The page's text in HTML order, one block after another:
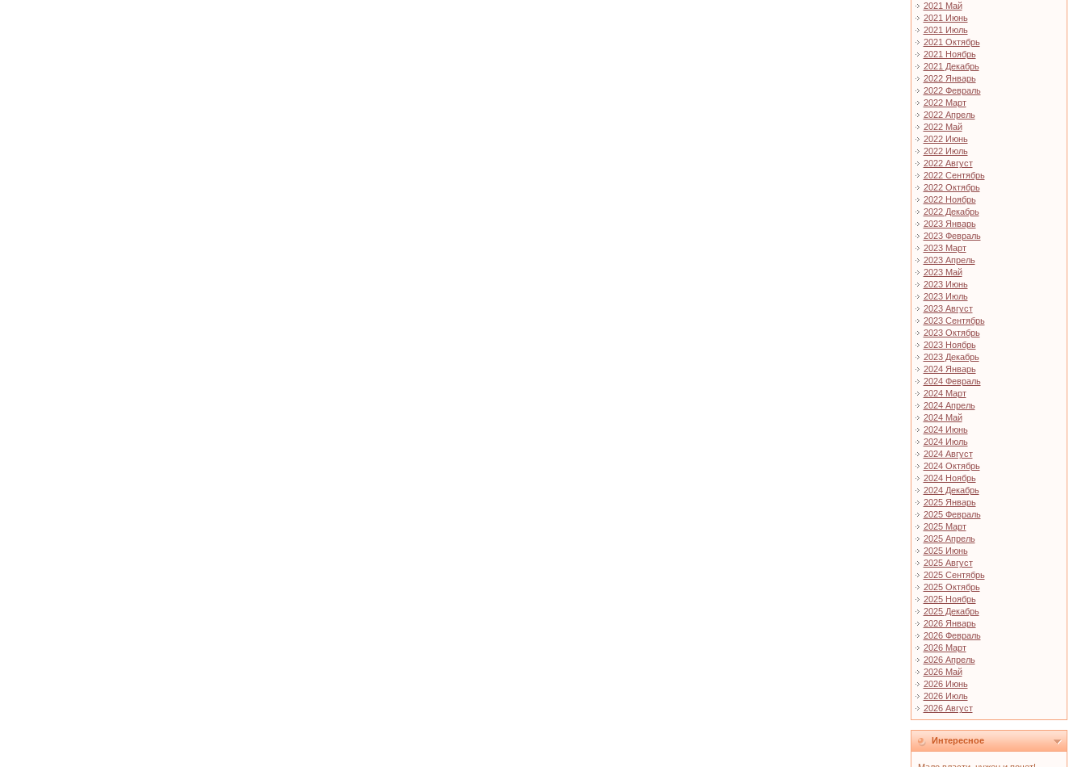
2021 Май
2021 Июнь
2021 Июль
2021 Октябрь
2021 Ноябрь
2021 Декабрь
2022 Январь
2022 Февраль
2022 Март
2022 Апрель
2022 Май
2022 Июнь
2022 Июль
2022 Август
2022 Сентябрь
2022 Октябрь
2022 Ноябрь
2022 Декабрь
2023 Январь
2023 Февраль
2023 Март
2023 Апрель
2023 Май
2023 Июнь
2023 Июль
2023 Август
2023 Сентябрь
2023 Октябрь
2023 Ноябрь
2023 Декабрь
2024 Январь
2024 Февраль
2024 Март
2024 Апрель
2024 Май
2024 Июнь
2024 Июль
2024 Август
2024 Октябрь
2024 Ноябрь
2024 Декабрь
2025 Январь
2025 Февраль
2025 Март
2025 Апрель
2025 Июнь
2025 Август
2025 Сентябрь
2025 Октябрь
2025 Ноябрь
2025 Декабрь
2026 Январь
2026 Февраль
2026 Март
2026 Апрель
2026 Май
2026 Июнь
2026 Июль
2026 Август
Интересное